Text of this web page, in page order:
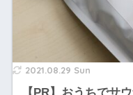
2021.08.29 Sun